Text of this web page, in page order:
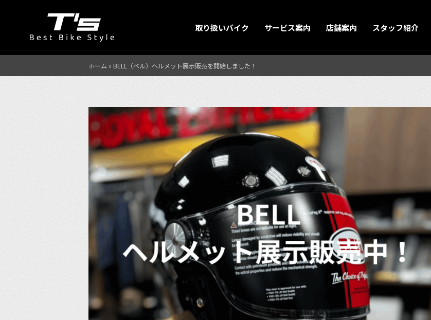
取り扱いバイク サービス案内 店舗案内 スタッフ紹介
ホーム » BELL（ベル）ヘルメット展示販売を開始しました！